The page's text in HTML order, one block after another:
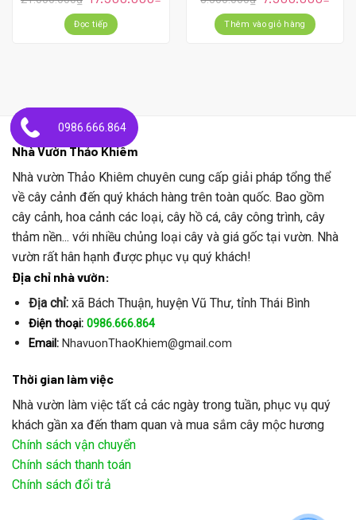
Đọc tiếp Thêm vào giỏ hàng
Nhà Vườn Thảo Khiêm
Nhà vườn Thảo Khiêm chuyên cung cấp giải pháp tổng thể
về cây cảnh đến quý khách hàng trên toàn quốc. Bao gồm
cây cảnh, hoa cảnh các loại, cây hồ cá, cây công trình, cây
thảm nền... với nhiều chủng loại cây và giá gốc tại vườn. Nhà
vườn rất hân hạnh được phục vụ quý khách!
Địa chỉ nhà vườn:
Địa chỉ: xã Bách Thuận, huyện Vũ Thư, tỉnh Thái Bình
Điện thoại: 0986.666.864
Email: NhavuonThaoKhiem@gmail.com
Thời gian làm việc
Nhà vườn làm việc tất cả các ngày trong tuần, phục vụ quý
khách gần xa đến tham quan và mua sắm cây mộc hương
Chính sách vận chuyển
Chính sách thanh toán
Chính sách đổi trả
0986.666.864